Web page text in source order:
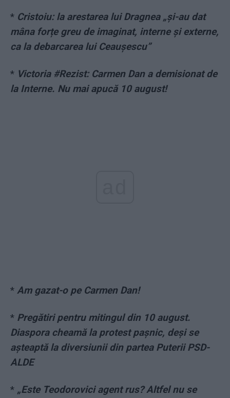
* Cristoiu: la arestarea lui Dragnea „și-au dat
mâna forțe greu de imaginat, interne și externe,
ca la debarcarea lui Ceaușescu”
* Victoria #Rezist: Carmen Dan a demisionat de
la Interne. Nu mai apucă 10 august!
* Am gazat-o pe Carmen Dan!
* Pregătiri pentru mitingul din 10 august.
Diaspora cheamă la protest pașnic, deși se
așteaptă la diversiunii din partea Puterii PSD-
ALDE
* „Este Teodorovici agent rus? Altfel nu se